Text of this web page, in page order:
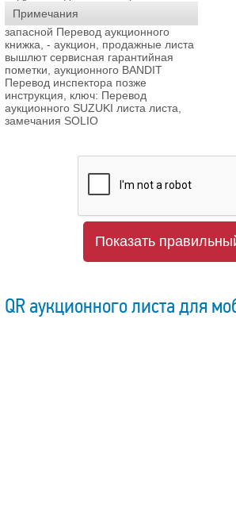
Примечания
запасной Перевод аукционного
книжка, - аукцион, продажные листа
вышлют сервисная гарантийная
пометки, аукционного BANDIT
Перевод инспектора позже
инструкция, ключ: Перевод
аукционного SUZUKI листа листа,
замечания SOLIO
Показать
QR аукционного листа для